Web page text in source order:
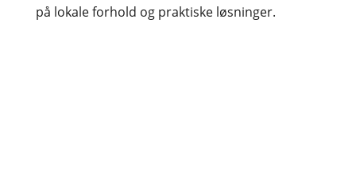
på lokale forhold og praktiske løsninger.